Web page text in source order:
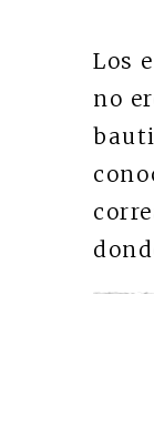
Los
no